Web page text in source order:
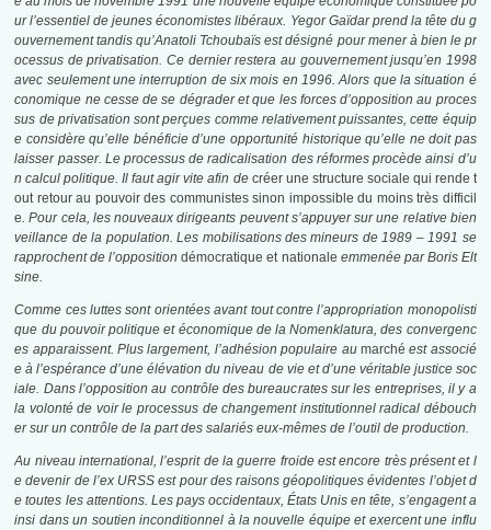
ur l’essentiel de jeunes économistes libéraux. Yegor Gaïdar prend la tête du g
ouvernement tandis qu’Anatoli Tchoubaïs est désigné pour mener à bien le pr
ocessus de privatisation. Ce dernier restera au gouvernement jusqu’en 1998
avec seulement une interruption de six mois en 1996. Alors que la situation é
conomique ne cesse de se dégrader et que les forces d’opposition au proces
sus de privatisation sont perçues comme relativement puissantes, cette équip
e considère qu’elle bénéficie d’une opportunité historique qu’elle ne doit pas
laisser passer. Le processus de radicalisation des réformes procède ainsi d’u
n calcul politique. Il faut agir vite afin de créer une structure sociale qui rende t
out retour au pouvoir des communistes sinon impossible du moins très difficil
e. Pour cela, les nouveaux dirigeants peuvent s’appuyer sur une relative bien
veillance de la population. Les mobilisations des mineurs de 1989 – 1991 se
rapprochent de l’oppositiondémocratique et nationale emmenée par Boris Elt
sine.
Comme ces luttes sont orientées avant tout contre l’appropriation monopolisti
que du pouvoir politique et économique de la Nomenklatura, des convergenc
es apparaissent. Plus largement, l’adhésion populaire au marché est associé
e à l’espérance d’une élévation du niveau de vie et d’une véritable justice soc
iale. Dans l’opposition au contrôle des bureaucrates sur les entreprises, il y a
la volonté de voir le processus de changement institutionnel radical débouch
er sur un contrôle de la part des salariés eux-mêmes de l’outil de production.
Au niveau international, l’esprit de la guerre froide est encore très présent et l
e devenir de l’ex URSS est pour des raisons géopolitiques évidentes l’objet d
e toutes les attentions. Les pays occidentaux, États Unis en tête, s’engagent a
insi dans un soutien inconditionnel à la nouvelle équipe et exercent une influ